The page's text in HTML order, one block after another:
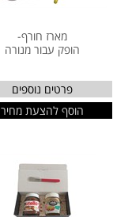
מארז חורף-
הופק עבור מנורה
פרטים נוספים
הוסף להצעת מחיר